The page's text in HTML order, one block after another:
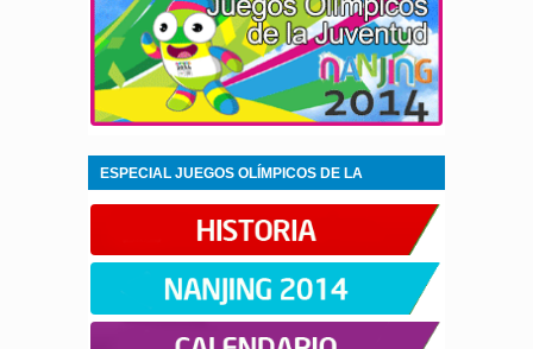
ESPECIAL JUEGOS OLÍMPICOS DE LA
JUVENTUD NANJING 2014